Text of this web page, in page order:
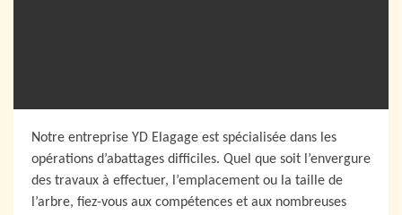
Notre entreprise YD Elagage est spécialisée dans les
opérations d’abattages difficiles. Quel que soit l’envergure
des travaux à effectuer, l’emplacement ou la taille de
l’arbre, fiez-vous aux compétences et aux nombreuses